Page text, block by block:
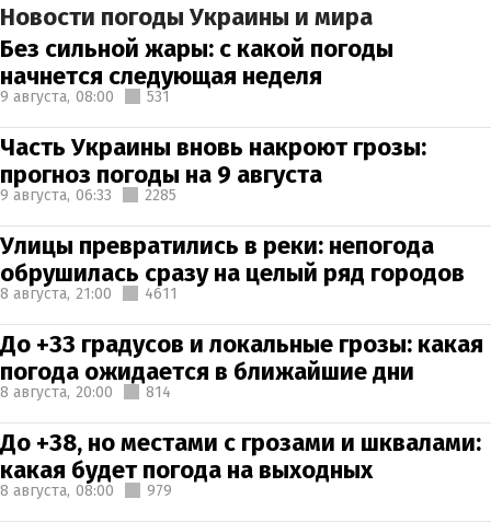
Новости погоды Украины и мира
Без сильной жары: с какой погоды
начнется следующая неделя
9 августа, 08:00 531
Часть Украины вновь накроют грозы:
прогноз погоды на 9 августа
9 августа, 06:33 2285
Улицы превратились в реки: непогода
обрушилась сразу на целый ряд городов
8 августа, 21:00 4611
До +33 градусов и локальные грозы: какая
погода ожидается в ближайшие дни
8 августа, 20:00 814
До +38, но местами с грозами и шквалами:
какая будет погода на выходных
8 августа, 08:00 979